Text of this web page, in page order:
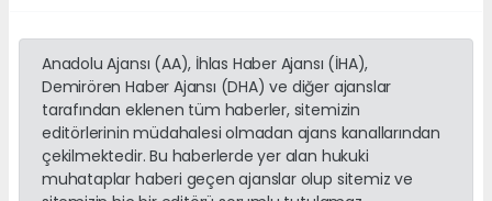
Anadolu Ajansı (AA), İhlas Haber Ajansı (İHA),
Demirören Haber Ajansı (DHA) ve diğer ajanslar
tarafından eklenen tüm haberler, sitemizin
editörlerinin müdahalesi olmadan ajans kanallarından
çekilmektedir. Bu haberlerde yer alan hukuki
muhataplar haberi geçen ajanslar olup sitemiz ve